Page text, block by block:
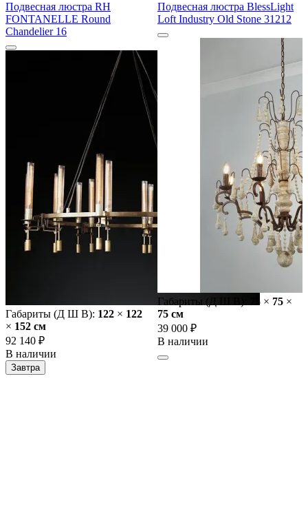
Подвесная люстра RH
FONTANELLE Round
Chandelier 16
Габариты (Д Ш В): 122 × 122
× 152 cм
92 140 ₽
В наличии
Завтра
Подвесная люстра BlessLight
Loft Industry Old Stone 31212
Габариты (Д Ш В): 75 × 75 ×
75 cм
39 000 ₽
В наличии